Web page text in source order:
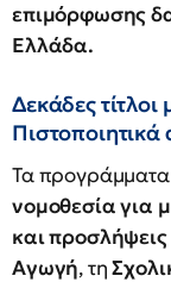
επιμόρφωσης
Ελλάδα.
Δεκάδες
Πιστοποιητικά
Τα προγράμματα
νομοθεσία για
και προσλήψεις
Αγωγή, τη